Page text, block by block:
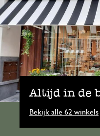
Altijd in de
Bekijk alle 62 winkels